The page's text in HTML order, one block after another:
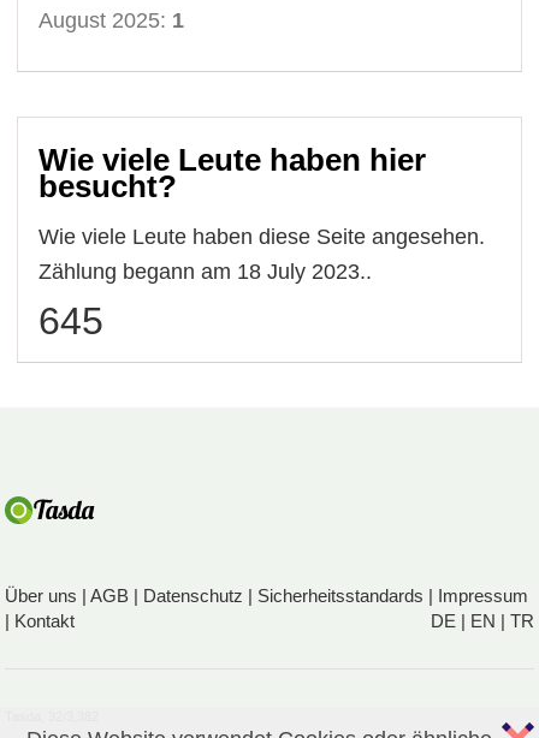
August 2025: 1
Wie viele Leute haben hier
besucht?
Wie viele Leute haben diese Seite angesehen.
Zählung begann am 18 July 2023..
645
Über uns |AGB | Datenschutz | Sicherheitsstandards | Impressum
| Kontakt DE | EN | TR